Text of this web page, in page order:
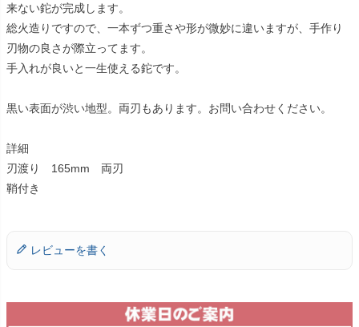
来ない鉈が完成します。
総火造りですので、一本ずつ重さや形が微妙に違いますが、手作り
刃物の良さが際立ってます。
手入れが良いと一生使える鉈です。
黒い表面が渋い地型。両刃もあります。お問い合わせください。
詳細
刃渡り 165mm 両刃
鞘付き
レビューを書く